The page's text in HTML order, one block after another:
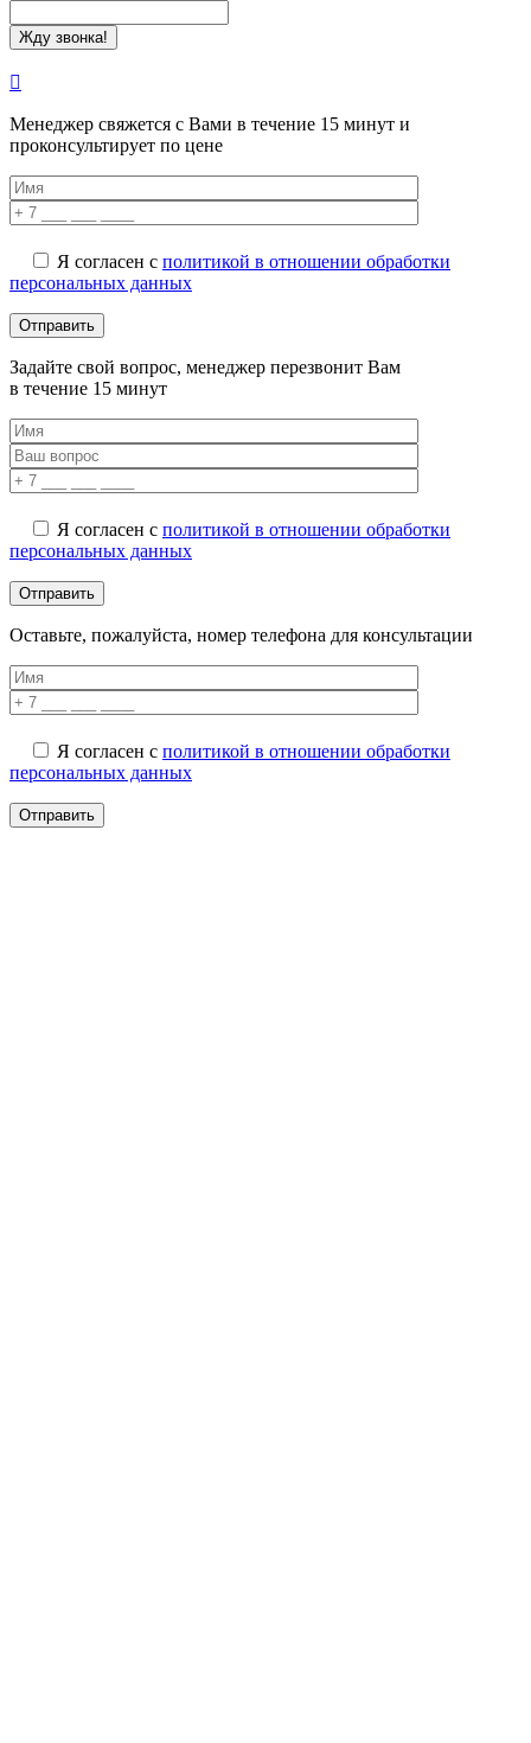
Менеджер свяжется с Вами в течение 15 минут и
проконсультирует по цене
Я согласен с политикой в отношении обработки
персональных данных
Задайте свой вопрос, менеджер перезвонит Вам
в течение 15 минут
Я согласен с политикой в отношении обработки
персональных данных
Оставьте, пожалуйста, номер телефона для консультации
Я согласен с политикой в отношении обработки
персональных данных